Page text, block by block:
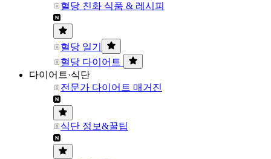
혈당 친화 식품 & 레시피
혈당 일기
혈당 다이어트
다이어트·식단
전문가 다이어트 매거진
식단 정보&꿀팁